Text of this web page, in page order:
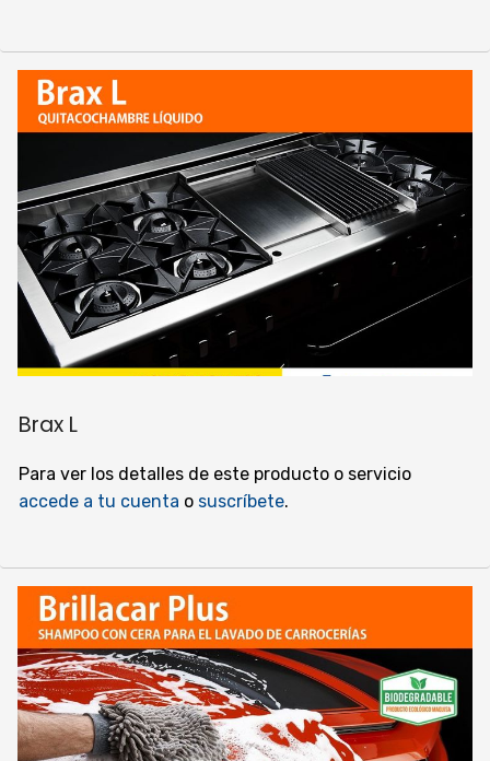
Brax L
Para ver los detalles de este producto o servicio
accede a tu cuenta o suscríbete.